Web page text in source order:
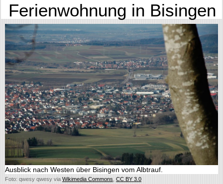
Ferienwohnung in Bisingen
Ausblick nach Westen über Bisingen vom Albtrauf.
Foto: qwesy qwesy via Wikimedia Commons CC BY 3.0